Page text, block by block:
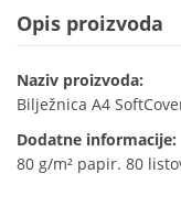
Opis proizvoda
Naziv proizvoda:
Bilježnica A4
Dodatne informacije:
80 g/m² papir. 80